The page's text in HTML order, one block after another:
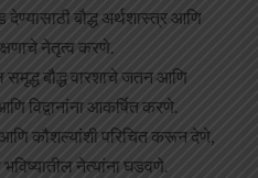
बौद्ध अर्थशास्त्र आणि
नेतृत्व करणे.
समृद्ध बौद्ध वारशाचे जतन आणि
विद्वानांना आकर्षित करणे.
आणि कौशल्यांशी परिचित करून देणे,
नेत्यांना घडवणे.